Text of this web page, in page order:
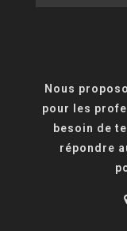
Nous
pour les
besoin de
répondre